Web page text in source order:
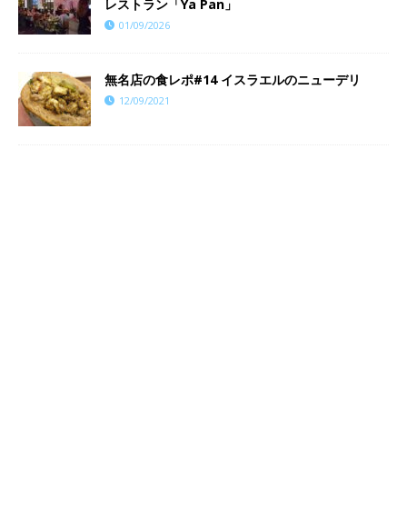
レストラン「Ya Pan」
01/09/2026
​​無名店の食レポ#14 イスラエルのニューデリ
12/09/2021